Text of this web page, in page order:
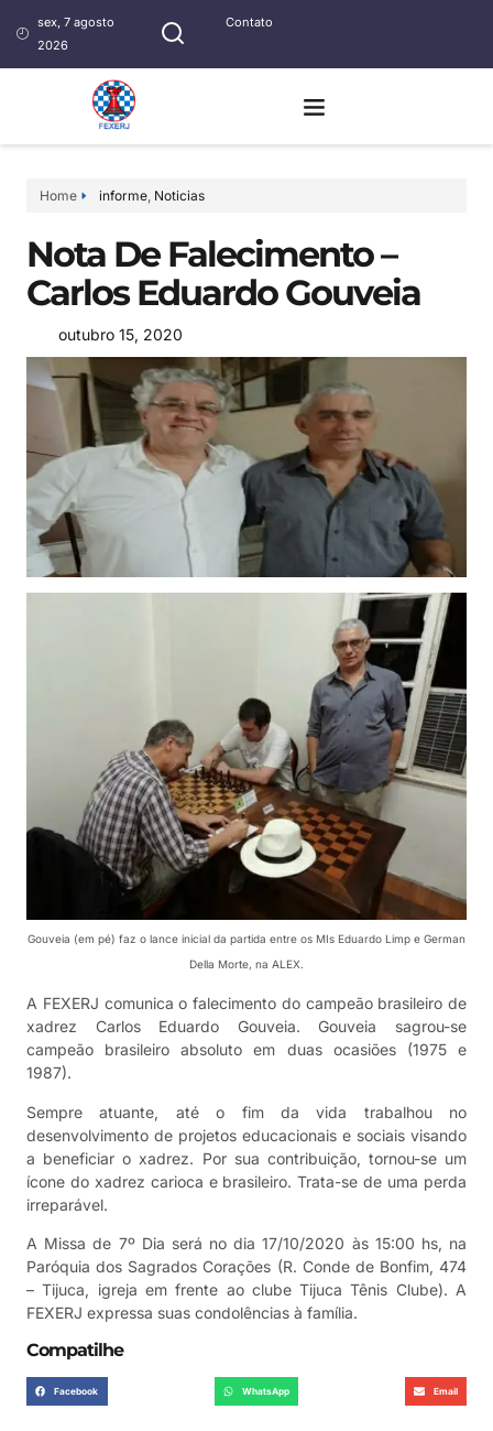
sex, 7 agosto
2026
Contato
Home informe, Noticias
Nota De Falecimento –
Carlos Eduardo Gouveia
outubro 15, 2020
Gouveia (em pé) faz o lance inicial da partida entre os MIs Eduardo Limp e German
Della Morte, na ALEX.
A FEXERJ comunica o falecimento do campeão brasileiro de
xadrez Carlos Eduardo Gouveia. Gouveia sagrou-se
campeão brasileiro absoluto em duas ocasiões (1975 e
1987).
Sempre atuante, até o fim da vida trabalhou no
desenvolvimento de projetos educacionais e sociais visando
a beneficiar o xadrez. Por sua contribuição, tornou-se um
ícone do xadrez carioca e brasileiro. Trata-se de uma perda
irreparável.
A Missa de 7º Dia será no dia 17/10/2020 às 15:00 hs, na
Paróquia dos Sagrados Corações (R. Conde de Bonfim, 474
– Tijuca, igreja em frente ao clube Tijuca Tênis Clube). A
FEXERJ expressa suas condolências à família.
Compatilhe
Facebook WhatsApp Email